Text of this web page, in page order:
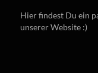
Hier findest Du ein
unserer Website :)